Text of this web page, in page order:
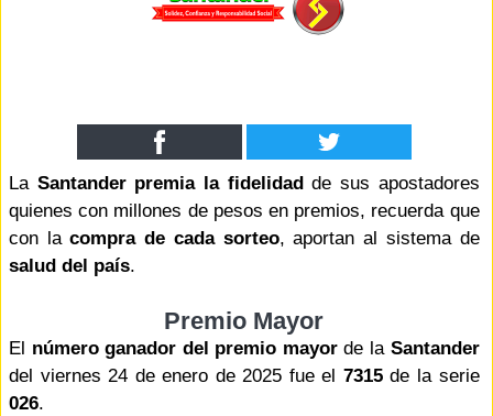
La Santander premia la fidelidadde sus apostadores
quienes con millones de pesos en premios, recuerda que
con lacompra de cada sorteo, aportan al sistema de
salud del país.
Premio Mayor
El número ganador del premio mayorde la Santander
del viernes 24 de enero de 2025 fue el 7315de la serie
026.